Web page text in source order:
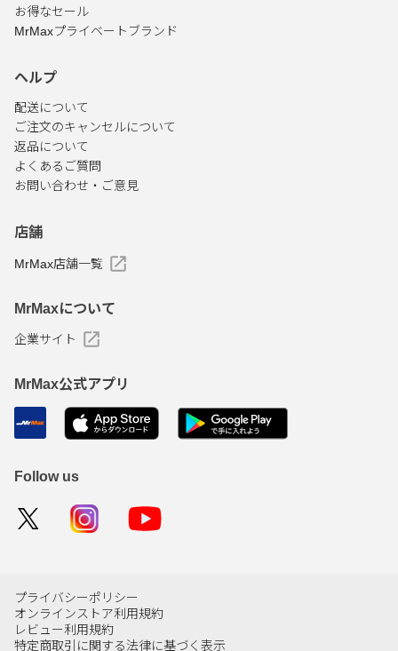
お得なセール
MrMaxプライベートブランド
ヘルプ
配送について
ご注文のキャンセルについて
返品について
よくあるご質問
お問い合わせ・ご意見
店舗
MrMax店舗一覧
MrMaxについて
企業サイト
MrMax公式アプリ
Follow us
プライバシーポリシー
オンラインストア利用規約
レビュー利用規約
特定商取引に関する法律に基づく表示